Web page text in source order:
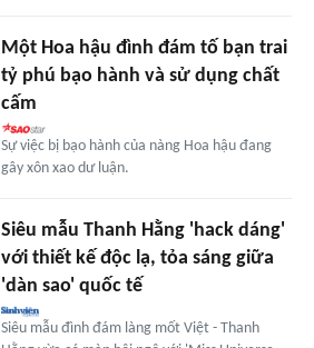
Một Hoa hậu đình đám tố bạn trai
tỷ phú bạo hành và sử dụng chất
cấm
Sự việc bị bạo hành của nàng Hoa hậu đang
gây xôn xao dư luận.
Siêu mẫu Thanh Hằng 'hack dáng'
với thiết kế độc lạ, tỏa sáng giữa
'dàn sao' quốc tế
Siêu mẫu đình đám làng mốt Việt - Thanh